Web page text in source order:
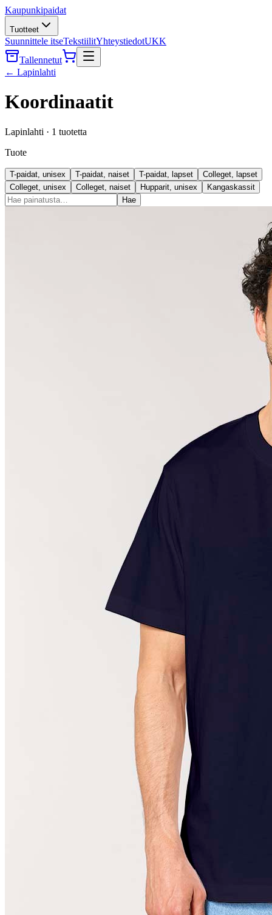
Kaupunkipaidat
Tuotteet
Suunnittele itseTekstiilitYhteystiedotUKK
Tallennetut
← Lapinlahti
Koordinaatit
Lapinlahti · 1 tuotetta
Tuote
T-paidat, unisex T-paidat, naiset T-paidat, lapset
Colleget, lapset
Colleget, unisex
Colleget, naiset Hupparit, unisex
Kangaskassit
Hae